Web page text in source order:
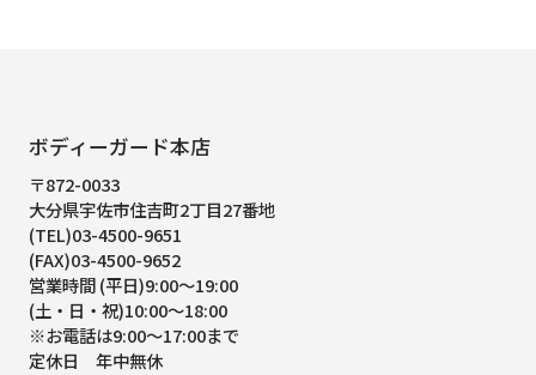
ボディーガード本店
〒872-0033
大分県宇佐市住吉町2丁目27番地
(TEL)03-4500-9651
(FAX)03-4500-9652
営業時間 (平日)9:00～19:00
(土・日・祝)10:00～18:00
※お電話は9:00～17:00まで
定休日 年中無休